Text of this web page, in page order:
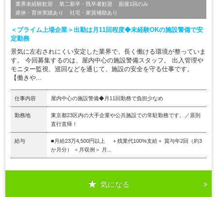
業界未経験歓迎 第二新卒・既卒者歓迎
面接1回のみ
産休・育休実績あり
社宅・家賃補助あり
＜プライム上場企業＞出勤は月11回程度◆未経験OKの施設警備で安
定勤務
景気に左右されにくい安定した業界で、長く働ける環境が整っていま
す。 今回募集するのは、屋内中心の施設警備スタッフ。 出入管理や
モニター監視、巡回などを通じて、施設の安全を守る仕事です。
【働きや...
仕事内容 屋内中心の施設警備◆月11回勤務で負担少なめ
勤務地
東京都23区内の大手企業や公共施設での常駐勤務です。／原則
直行直帰！
給与
■月給23万4,500円以上 ＋残業代100%支給＋ 賞与年2回（約3
か月分） ＜月収例＞ 月...
気になる